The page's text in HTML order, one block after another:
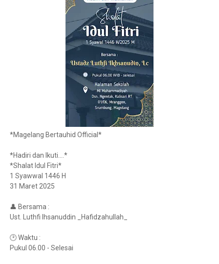
*Magelang Bertauhid Official*
*Hadiri dan Ikuti....*
*Shalat Idul Fitri*
1 Syawwal 1446 H
31 Maret 2025
👤 Bersama :
Ust. Luthfi Ihsanuddin _Hafidzahullah_
🕑 Waktu :
Pukul 06.00 - Selesai